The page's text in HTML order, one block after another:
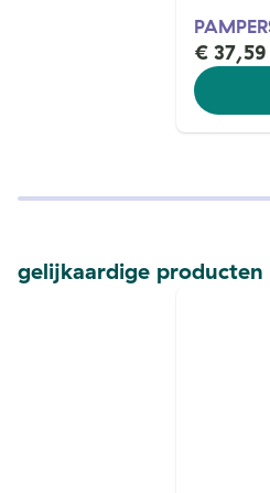
€ 37,59
gelijkaardige producten